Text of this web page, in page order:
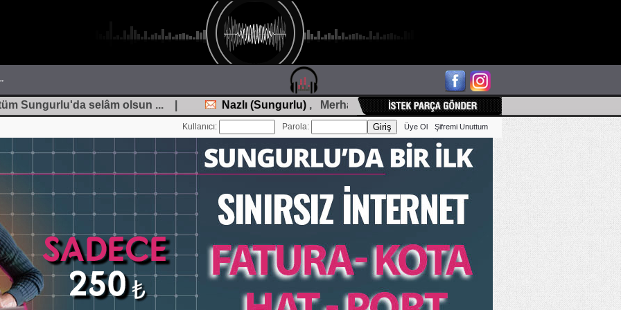
Sungurlu'da selâm olsun ... | Nazlı (Sungurlu), Merhaba ben benferonun demet akalım müzini
Kullanıcı: Parola: Üye Ol Şifremi Unuttum